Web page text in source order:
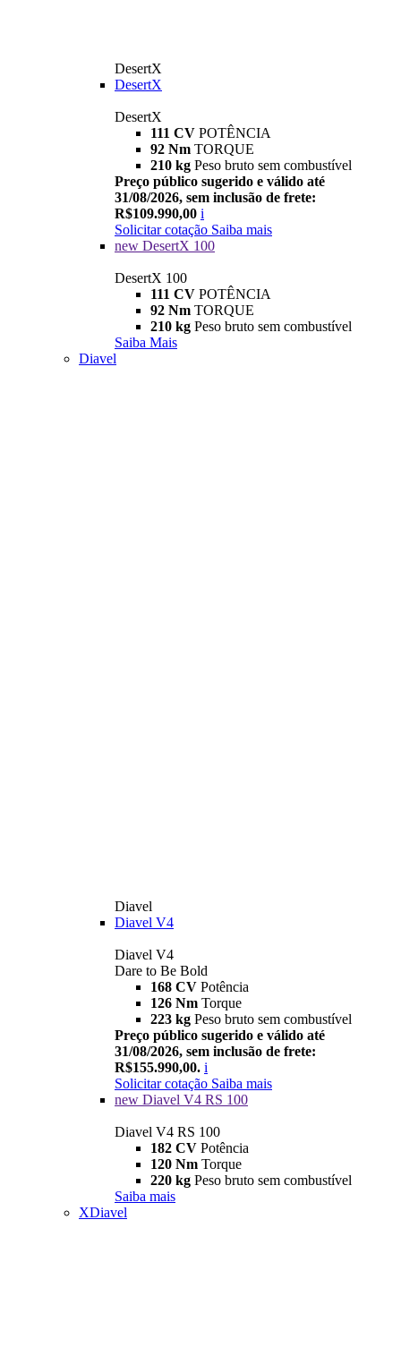
DesertX
DesertX
DesertX
111 CV POTÊNCIA
92 Nm TORQUE
210 kg Peso bruto sem combustível
Preço público sugerido e válido até
31/08/2026, sem inclusão de frete:
R$109.990,00 i
Solicitar cotação Saiba mais
new DesertX 100
DesertX 100
111 CV POTÊNCIA
92 Nm TORQUE
210 kg Peso bruto sem combustível
Saiba Mais
Diavel
Diavel
Diavel V4
Diavel V4
Dare to Be Bold
168 CV Potência
126 Nm Torque
223 kg Peso bruto sem combustível
Preço público sugerido e válido até
31/08/2026, sem inclusão de frete:
R$155.990,00. i
Solicitar cotação Saiba mais
new Diavel V4 RS 100
Diavel V4 RS 100
182 CV Potência
120 Nm Torque
220 kg Peso bruto sem combustível
Saiba mais
XDiavel